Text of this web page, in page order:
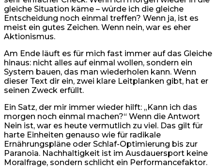
gleiche Situation käme – würde ich die gleiche
Entscheidung noch einmal treffen? Wenn ja, ist es
meist ein gutes Zeichen. Wenn nein, war es eher
Aktionismus.
Am Ende läuft es für mich fast immer auf das Gleiche
hinaus: nicht alles auf einmal wollen, sondern ein
System bauen, das man wiederholen kann. Wenn
dieser Text dir ein, zwei klare Leitplanken gibt, hat er
seinen Zweck erfüllt.
Ein Satz, der mir immer wieder hilft: „Kann ich das
morgen noch einmal machen?“ Wenn die Antwort
Nein ist, war es heute vermutlich zu viel. Das gilt für
harte Einheiten genauso wie für radikale
Ernährungspläne oder Schlaf-Optimierung bis zur
Paranoia. Nachhaltigkeit ist im Ausdauersport keine
Moralfrage, sondern schlicht ein Performancefaktor.